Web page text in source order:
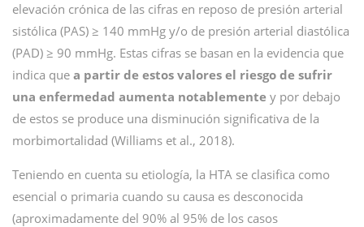
elevación crónica de las cifras en reposo de presión arterial
sistólica (PAS) ≥ 140 mmHg y/o de presión arterial diastólica
(PAD) ≥ 90 mmHg. Estas cifras se basan en la evidencia que
indica que a partir de estos valores el riesgo de sufrir
una enfermedad aumenta notablemente y por debajo
de estos se produce una disminución significativa de la
morbimortalidad (Williams et al., 2018).
Teniendo en cuenta su etiología, la HTA se clasifica como
esencial o primaria cuando su causa es desconocida
(aproximadamente del 90% al 95% de los casos